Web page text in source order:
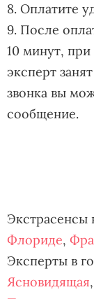
8. Оплатите
9. После
10 минут,
эксперт
звонка вы
сообщение.
Экстрасенсы
Флориде,
Эксперты в
Ясновидящая,